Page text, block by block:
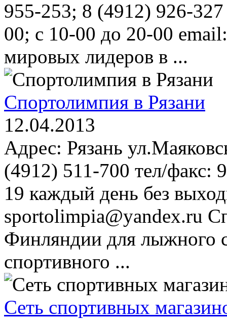
955-253; 8 (4912) 926-
00; с 10-00 до 20-00
мировых лидеров в ...
Спортолимпия в Рязани
12.04.2013
Адрес: Рязань
(4912) 511-700 тел/факс:
19 каждый день без
sportolimpia@yandex.ru
Финляндии для лыжного
спортивного ...
Сеть спортивных